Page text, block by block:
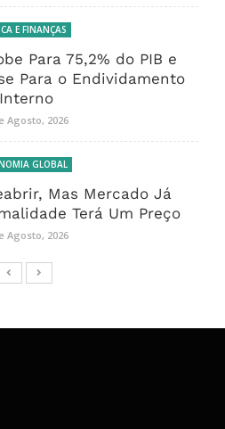
E FINANÇAS
Para 75,2% do PIB e
Para o Endividamento
Interno
Agosto, 2026
GLOBAL
Mas Mercado Já
Terá Um Preço
Agosto, 2026